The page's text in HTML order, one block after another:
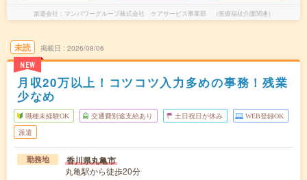
派遣会社 マンパワーグループ株式会社 ケアサービス事業部 （医療福祉介護関連）
未読
NEW
掲載日 2026/08/06
月収20万以上！コツコツ入力多めの事務！残業
少なめ
職種未経験OK 交通費別途支給あり 土日祝日が休み WEB登録OK
派遣
勤務地 香川県丸亀市
丸亀駅から徒歩20分